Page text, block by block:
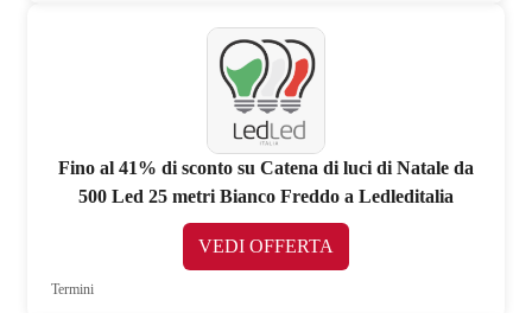
Fino al 41% di sconto su Catena di luci di Natale da
500 Led 25 metri Bianco Freddo a Ledleditalia
VEDI OFFERTA
Termini